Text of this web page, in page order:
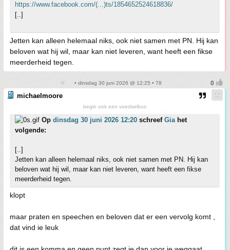
https://www.facebook.com/(...)ts/1854652524618836/
[..]
Jetten kan alleen helemaal niks, ook niet samen met PN. Hij kan
beloven wat hij wil, maar kan niet leveren, want heeft een fikse
meerderheid tegen.
• dinsdag 30 juni 2026 @ 12:25 • 78
michaelmoore
begin ook een voedselbos
Op dinsdag 30 juni 2026 12:20 schreef Giahet
volgende:
[..]
Jetten kan alleen helemaal niks, ook niet samen met PN. Hij kan
beloven wat hij wil, maar kan niet leveren, want heeft een fikse
meerderheid tegen.
klopt
maar praten en speechen en beloven dat er een vervolg komt ,
dat vind ie leuk